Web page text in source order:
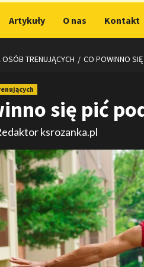
Artykuły O nas Kontakt
TRENUJĄCYCH CO POWINNO
się pić
ksrozanka.pl